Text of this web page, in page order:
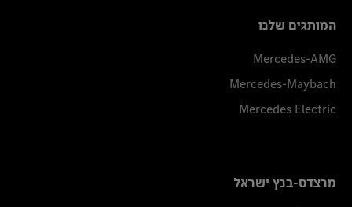
המותגים שלנו
Mercedes-AMG
Mercedes-Maybach
Mercedes Electric
מרצדס-בנץ ישראל